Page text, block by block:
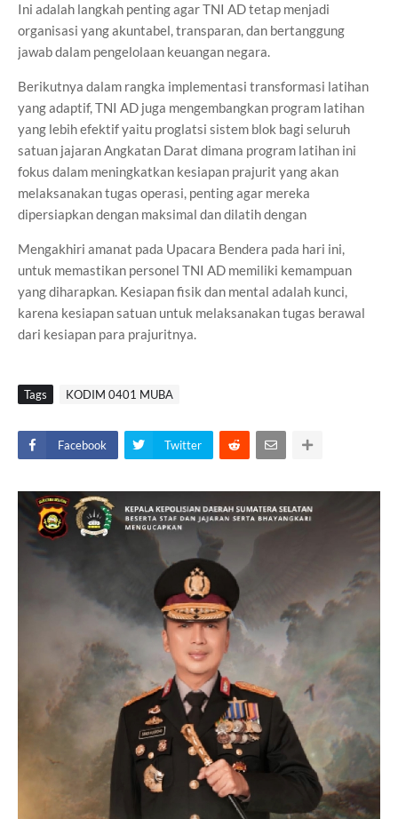
Ini adalah langkah penting agar TNI AD tetap menjadi
organisasi yang akuntabel, transparan, dan bertanggung
jawab dalam pengelolaan keuangan negara.
Berikutnya dalam rangka implementasi transformasi latihan
yang adaptif, TNI AD juga mengembangkan program latihan
yang lebih efektif yaitu proglatsi sistem blok bagi seluruh
satuan jajaran Angkatan Darat dimana program latihan ini
fokus dalam meningkatkan kesiapan prajurit yang akan
melaksanakan tugas operasi, penting agar mereka
dipersiapkan dengan maksimal dan dilatih dengan
Mengakhiri amanat pada Upacara Bendera pada hari ini,
untuk memastikan personel TNI AD memiliki kemampuan
yang diharapkan. Kesiapan fisik dan mental adalah kunci,
karena kesiapan satuan untuk melaksanakan tugas berawal
dari kesiapan para prajuritnya.
Tags KODIM 0401 MUBA
Facebook Twitter